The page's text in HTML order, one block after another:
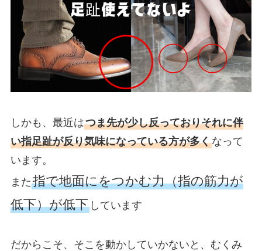
しかも、最近はつま先が少し反っておりそれに伴
い指足趾が反り気味になっている方が多くなって
います。
また指で地面にをつかむ力（指の筋力が
低下）が低下しています
だからこそ、そこを動かしていかないと、むくみ